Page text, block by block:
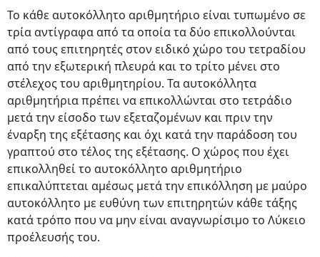
Το κάθε αυτοκόλλητο αριθμητήριο είναι τυπωμένο σε
τρία αντίγραφα από τα οποία τα δύο επικολλούνται
από τους επιτηρητές στον ειδικό χώρο του τετραδίου
από την εξωτερική πλευρά και το τρίτο μένει στο
στέλεχος του αριθμητηρίου. Τα αυτοκόλλητα
αριθμητήρια πρέπει να επικολλώνται στο τετράδιο
μετά την είσοδο των εξεταζομένων και πριν την
έναρξη της εξέτασης και όχι κατά την παράδοση του
γραπτού στο τέλος της εξέτασης. Ο χώρος που έχει
επικολληθεί το αυτοκόλλητο αριθμητήριο
επικαλύπτεται αμέσως μετά την επικόλληση με μαύρο
αυτοκόλλητο με ευθύνη των επιτηρητών κάθε τάξης
κατά τρόπο που να μην είναι αναγνωρίσιμο το Λύκειο
προέλευσής του.